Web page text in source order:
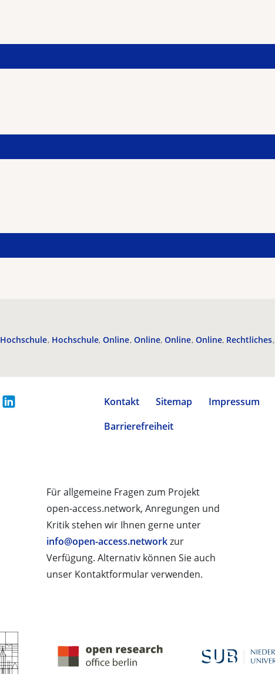
Hochschule Hochschule Online Online Online Online Rechtliches
Kontakt Sitemap Impressum
Barrierefreiheit
Für allgemeine Fragen zum Projekt
open-access.network, Anregungen und
Kritik stehen wir Ihnen gerne unter
info@open-access.networkzur
Verfügung. Alternativ können Sie auch
unser Kontaktformular verwenden.